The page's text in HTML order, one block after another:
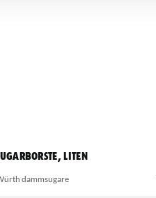
liten
dammsugare